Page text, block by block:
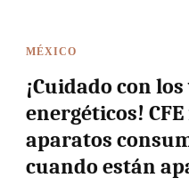
MÉXICO
¡Cuidado con
energéticos!
aparatos
cuando están